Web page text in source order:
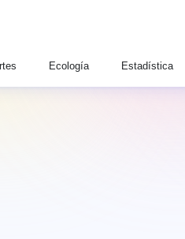
Ecología Estadística